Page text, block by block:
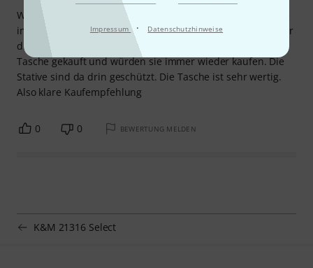
Impressum · Datenschutzhinweise
Wir hatten die Stative bisher immer ohne eine solche Hülle
in ein Case gelegt. Daher hatten die Stative dann auch über
die Zeit einige Macken bekommen. Wir haben nun die
Tasche gekauft und würden sie immer wieder kaufen. Die
Stative sind da drin geschützt. Die Tasche ist sehr wertig.
Also klare Kaufempfehlung
0 0 BEWERTUNG MELDEN
K&M 21316 Select